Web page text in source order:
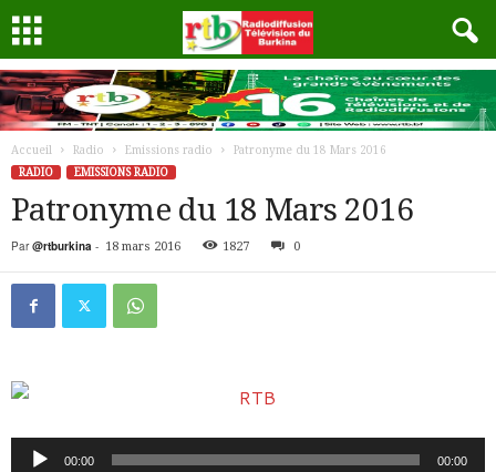
Accueil Radio Emissions radio
Patronyme du 18 Mars 2016
RADIO
EMISSIONS RADIO
Patronyme du 18 Mars 2016
Par @rtburkina - 18 mars 2016 1827 0
Lecteur00:00 00:00